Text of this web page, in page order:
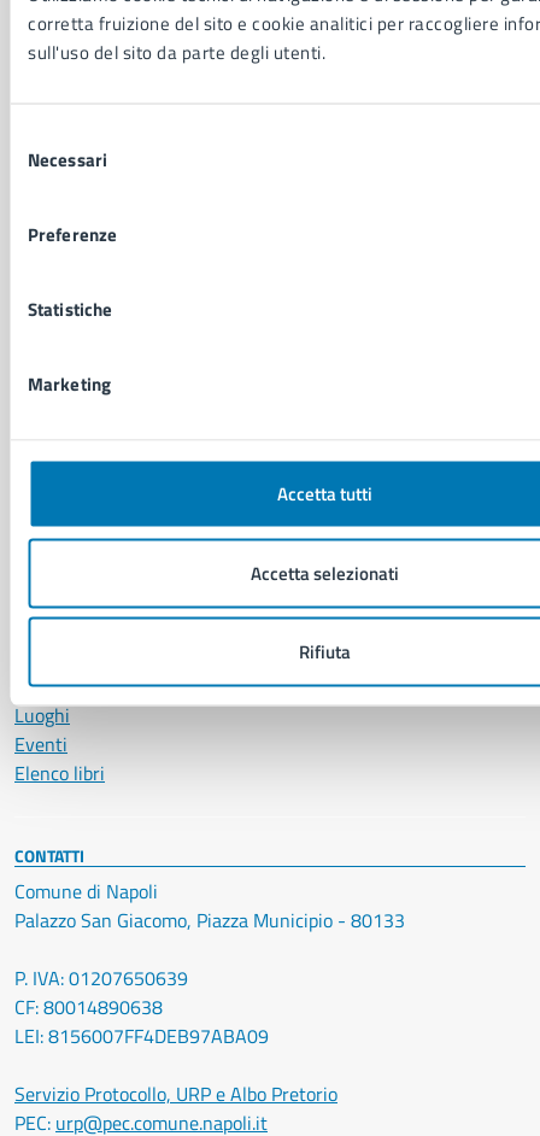
corretta fruizione del sito e cookie analitici per raccogliere
sull'uso del sito da parte degli utenti.
delNecessari
Preferenze
Statistiche
Marketing
Accetta tutti
Accetta selezionati
Rifiuta
CATEGORIE DI SERVIZIO
Cultura e tempo libero
Giustizia e sicurezza pubblica
Salute, benessere e assistenza
Comunicati
Comunicati stampa della Giunta Comunale
Comunicati stampa del Consiglio Comunale
VIVERE IL COMUNE
Luoghi
Eventi
Elenco libri
CONTATTI
Comune di Napoli
Palazzo San Giacomo, Piazza Municipio - 80133
P. IVA: 01207650639
CF: 80014890638
LEI: 8156007FF4DEB97ABA09
Servizio Protocollo, URP e Albo Pretorio
PEC: urp@pec.comune.napoli.it